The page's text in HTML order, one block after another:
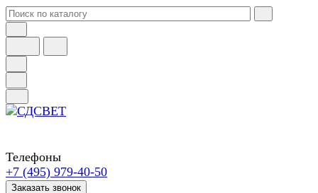
Телефоны
+7 (495) 979-40-50
Заказать звонок